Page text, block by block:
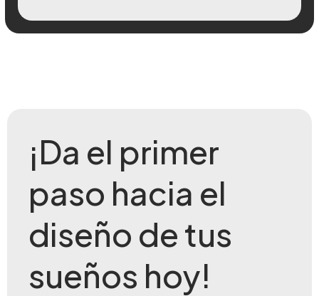
¡Da el primer
paso hacia el
diseño de tus
sueños hoy!